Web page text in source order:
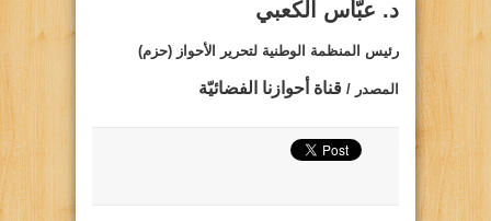
د. عبّاس الكعبي
رئيس المنظمة الوطنية لتحرير الأحواز (حزم)
المصدر / قناة أحوازنا الفضائيّة